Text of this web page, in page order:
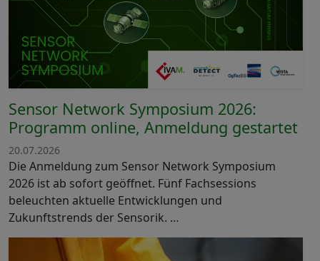
Sensor Network Symposium 2026:
Programm online, Anmeldung gestartet
20.07.2026
Die Anmeldung zum Sensor Network Symposium
2026 ist ab sofort geöffnet. Fünf Fachsessions
beleuchten aktuelle Entwicklungen und
Zukunftstrends der Sensorik. …